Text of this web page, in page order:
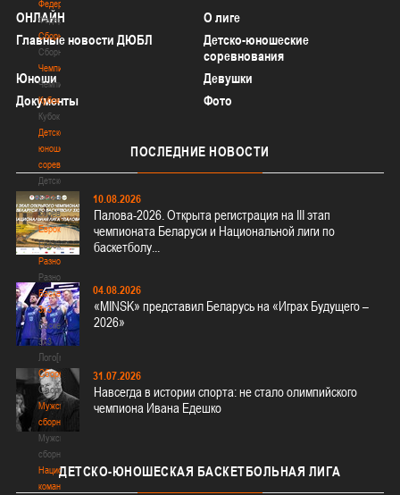
Федерация
Федерация
Сборные
Сборные
Чемпионат
Чемпионат
Кубок
Кубок
Детско-
юношеские
соревнования
Детско-
юношеские
соревнования
Еврокубки
Еврокубки
Разное
Разное
Баскетбол
3х3
Баскетбол
3х3
Лого[modid=121]
Сборные
Сборные
Мужские
сборные
Мужские
сборные
Национальная
команда
ОНЛАЙН
О лиге
Главные новости ДЮБЛ
Детско-юношеские
соревнования
Юноши
Девушки
Документы
Фото
ПОСЛЕДНИЕ НОВОСТИ
10.08.2026
Палова-2026. Открыта регистрация на III этап
чемпионата Беларуси и Национальной лиги по
баскетболу...
04.08.2026
«MINSK» представил Беларусь на «Играх Будущего –
2026»
31.07.2026
Навсегда в истории спорта: не стало олимпийского
чемпиона Ивана Едешко
ДЕТСКО-ЮНОШЕСКАЯ БАСКЕТБОЛЬНАЯ ЛИГА